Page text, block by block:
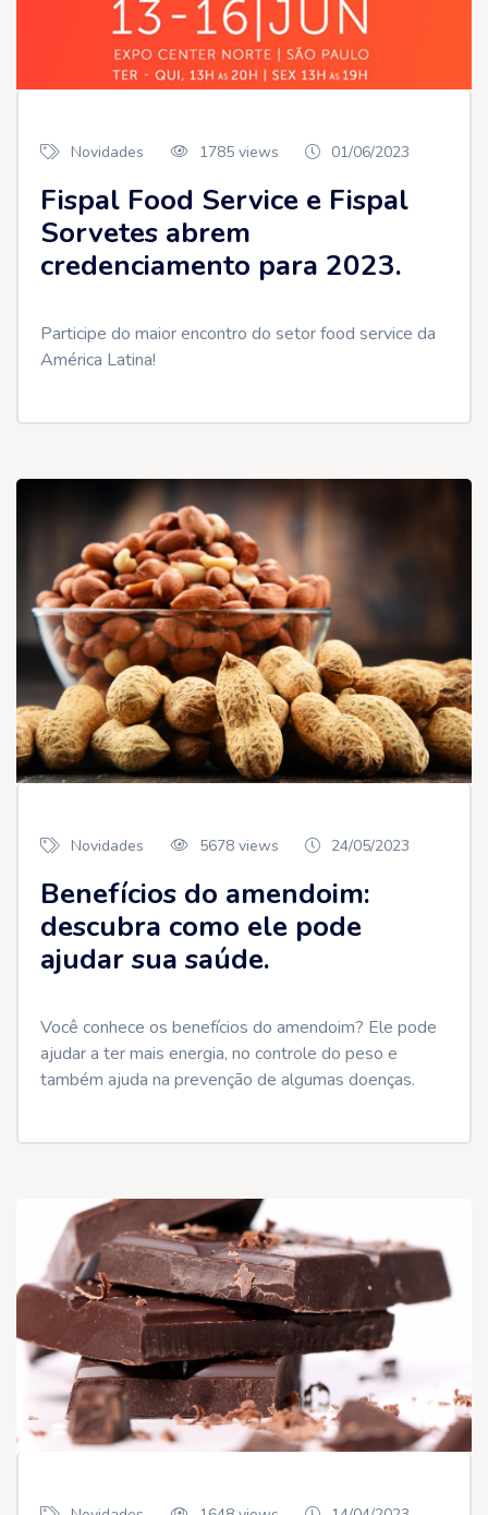
Novidades 1785 views 01/06/2023
Fispal Food Service e Fispal
Sorvetes abrem
credenciamento para 2023.
Participe do maior encontro do setor food service da
América Latina!
Novidades 5678 views 24/05/2023
Benefícios do amendoim:
descubra como ele pode
ajudar sua saúde.
Você conhece os benefícios do amendoim? Ele pode
ajudar a ter mais energia, no controle do peso e
também ajuda na prevenção de algumas doenças.